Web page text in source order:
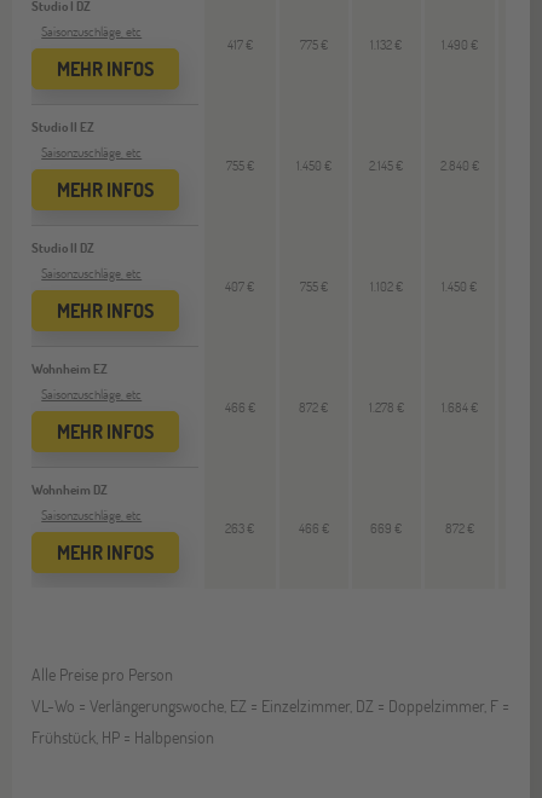
Studio I DZ
Saisonzuschläge, etc
MEHR INFOS
Studio II EZ
Saisonzuschläge, etc
MEHR INFOS
Studio II DZ
Saisonzuschläge, etc
MEHR INFOS
Wohnheim EZ
Saisonzuschläge, etc
MEHR INFOS
Wohnheim DZ
Saisonzuschläge, etc
MEHR INFOS
417 € 775 € 1.132 € 1.490 €
755 € 1.450 € 2.145 € 2.840 €
407 € 755 € 1.102 € 1.450 €
466 € 872 € 1.278 € 1.684 €
263 € 466 € 669 € 872 €
Alle Preise pro Person
VL-Wo = Verlängerungswoche, EZ = Einzelzimmer, DZ = Doppelzimmer, F =
Frühstück, HP = Halbpension